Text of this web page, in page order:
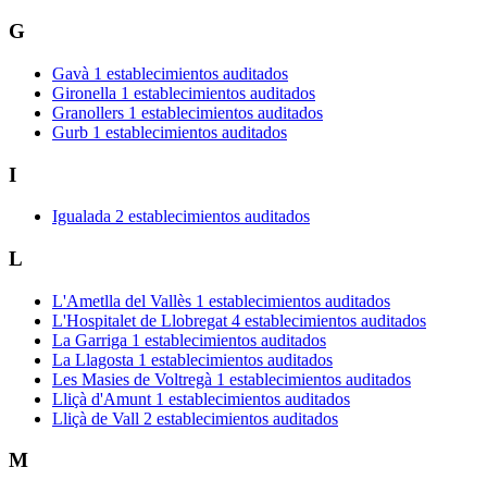
G
Gavà 1 establecimientos auditados
Gironella 1 establecimientos auditados
Granollers 1 establecimientos auditados
Gurb 1 establecimientos auditados
I
Igualada 2 establecimientos auditados
L
L'Ametlla del Vallès 1 establecimientos auditados
L'Hospitalet de Llobregat 4 establecimientos auditados
La Garriga 1 establecimientos auditados
La Llagosta 1 establecimientos auditados
Les Masies de Voltregà 1 establecimientos auditados
Lliçà d'Amunt 1 establecimientos auditados
Lliçà de Vall 2 establecimientos auditados
M